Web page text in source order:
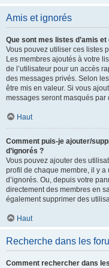
Amis et ignorés
Que sont mes listes d’amis et
Vous pouvez utiliser ces listes
Les membres ajoutés à votre
de l’utilisateur pour un accès
des messages privés. Selon
être mis en valeur. Si vous
messages seront masqués par
Haut
Comment puis-je ajouter/
d’ignorés ?
Vous pouvez ajouter des
profil de chaque membre, il y a
d’ignorés. Ou, depuis votre
directement des membres en
également supprimer des
Haut
Recherche dans les
Comment rechercher dans